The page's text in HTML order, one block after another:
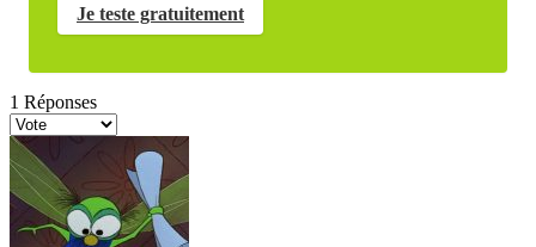
Je teste gratuitement
1 Réponses